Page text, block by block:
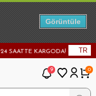
KARGODA! - MAĞAZADAN
TR
9 0
Görüntüle